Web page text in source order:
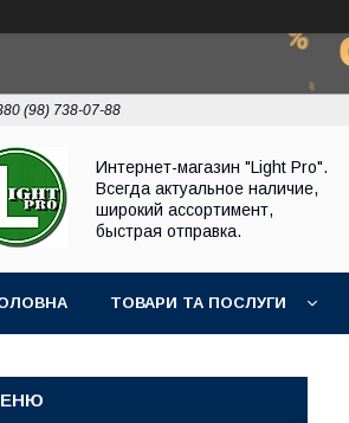
(98) 738-07-88
Интернет-магазин "Light Pro".
Всегда актуальное наличие,
широкий ассортимент,
быстрая отправка.
ТОВАРИ ТА ПОСЛУГИ